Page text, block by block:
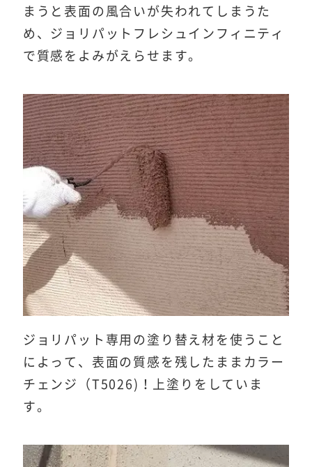
まうと表面の風合いが失われてしまうた
め、ジョリパットフレシュインフィニティ
で質感をよみがえらせます。
ジョリパット専用の塗り替え材を使うこと
によって、表面の質感を残したままカラー
チェンジ（T5026)！上塗りをしていま
す。